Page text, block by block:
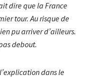
dire que la France
tour. Au risque de
pu arriver d’ailleurs.
debout.
dans le